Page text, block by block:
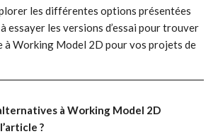
les différentes options présentées
essayer les versions d’essai pour trouver
à Working Model 2D pour vos projets de
à Working Model 2D
?